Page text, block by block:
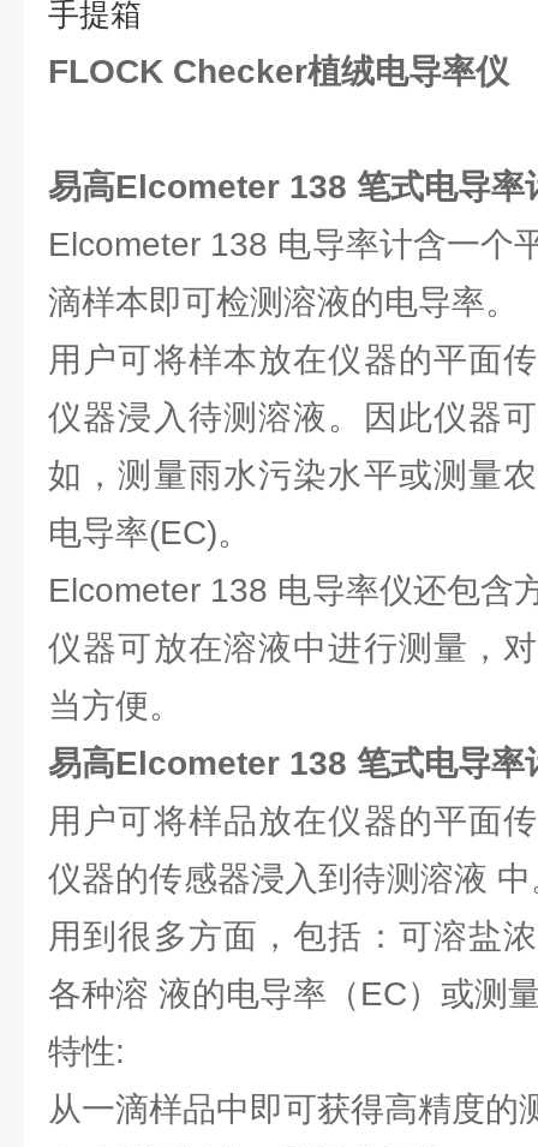
手提箱
FLOCK Checker植绒电导率仪
易高Elcometer 138 笔式电导率
Elcometer 138 电导率计含一个
滴样本即可检测溶液的电导率。
用户可将样本放在仪器的平面
仪器浸入待测溶液。因此仪器
如，测量雨水污染水平或测量
电导率(EC)。
Elcometer 138 电导率仪还包含
仪器可放在溶液中进行测量，
当方便。
易高Elcometer 138 笔式电导率
用户可将样品放在仪器的平面
仪器的传感器浸入到待测溶液
用到很多方面，包括：可溶盐
各种溶 液的电导率（EC）或测
特性:
从一滴样品中即可获得高精度的